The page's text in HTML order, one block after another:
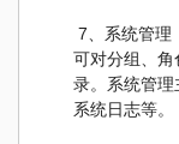
7、系统管理
可对分组、
录。系统管理
系统日志等。